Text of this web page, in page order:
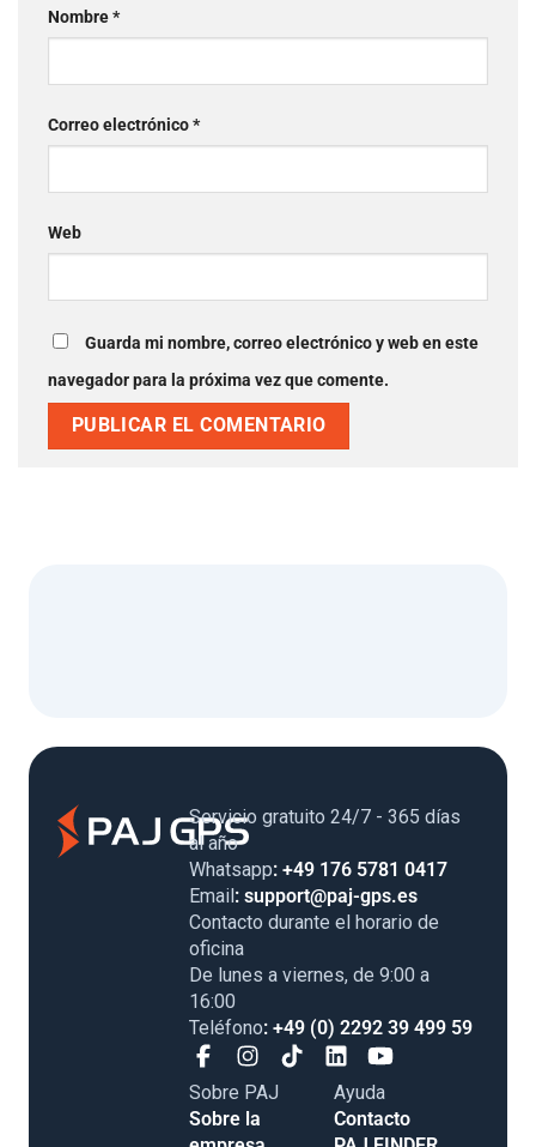
Nombre*
Correo electrónico*
Web
Guarda mi nombre, correo electrónico y web en este
navegador para la próxima vez que comente.
Servicio gratuito 24/7 - 365 días
al año
Whatsapp: +49 176 5781 0417
Email: support@paj-gps.es
Contacto durante el horario de
oficina
De lunes a viernes, de 9:00 a
16:00
Teléfono: +49 (0) 2292 39 499 59
Sobre PAJ
Sobre la
Ayuda
Contacto